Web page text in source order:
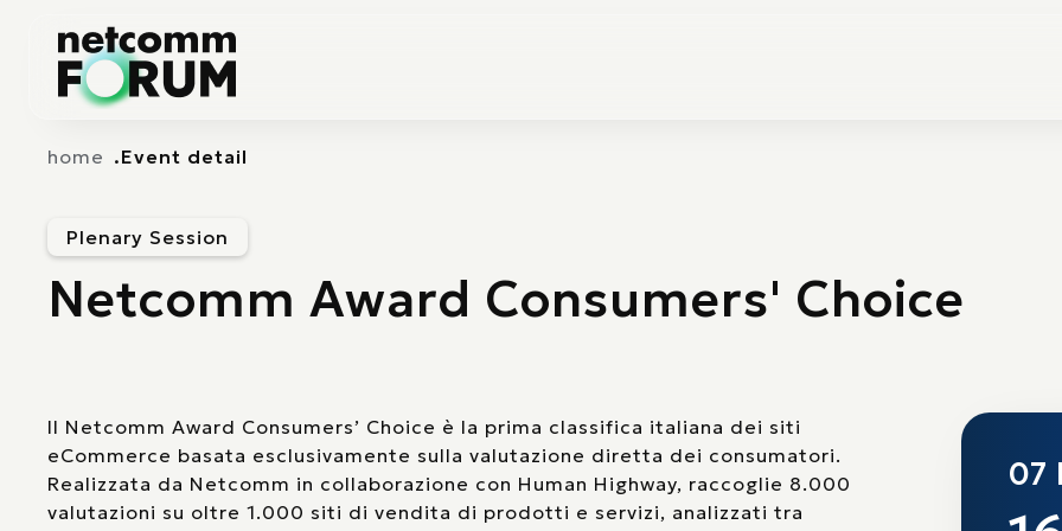
home Event detail
Plenary Session
Netcomm Award Consumers' Choice
Il Netcomm Award Consumers’ Choice è la prima classifica italiana dei siti
eCommerce basata esclusivamente sulla valutazione diretta dei consumatori.
Realizzata da Netcomm in collaborazione con Human Highway, raccoglie 8.000
valutazioni su oltre 1.000 siti di vendita di prodotti e servizi, analizzati tra
07